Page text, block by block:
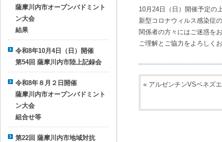
薩摩川内市オープンバドミント
ン大会
結果
令和8年10月4日（日）開催
第54回 薩摩川内市陸上記録会
令和8年８月２日開催
薩摩川内市オープンバドミント
ン大会
組合せ等
第22回 薩摩川内市地域対抗
10月24日（日）開催予定の
新型コロナウィルス感染症
関係者の方々にはご迷惑を
ご理解とご協力をよろしく
« アルゼンチンVSベネズ